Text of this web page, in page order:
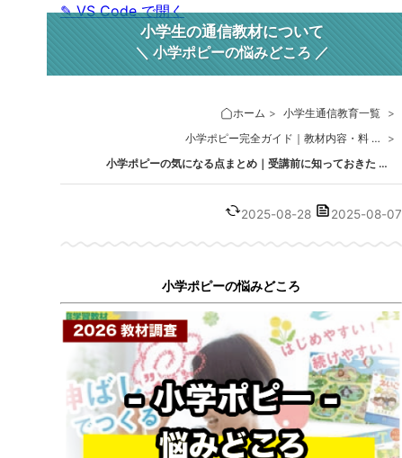
✎ VS Code で開く
小学生の通信教材について
小学ポピーの悩みどころ
ホーム > 小学生通信教育一覧 >
小学ポピー完全ガイド｜教材内容・料 …
>
小学ポピーの気になる点まとめ｜受講前に知っておきた …
2025-08-28 2025-08-07
小学ポピーの悩みどころ